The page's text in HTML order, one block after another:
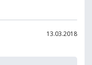
13.03.2018